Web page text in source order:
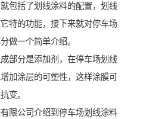
包括了划线涂料的配置，划线
特的功能，接下来就对停车场
做一个简单介绍。
部分是添加剂，在停车场划线
加涂层的可塑性，这样涂膜可
变。
限公司介绍到停车场划线涂料